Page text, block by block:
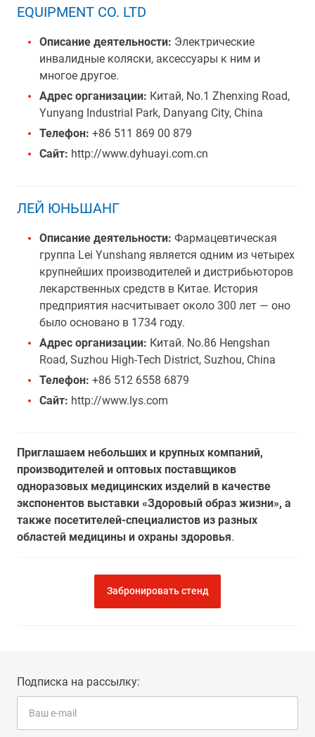
EQUIPMENT CO. LTD
Описание деятельности: Электрические
инвалидные коляски, аксессуары к ним и
многое другое.
Адрес организации: Китай, No.1 Zhenxing Road,
Yunyang Industrial Park, Danyang City, China
Телефон: +86 511 869 00 879
Сайт: http://www.dyhuayi.com.cn
ЛЕЙ ЮНЬШАНГ
Описание деятельности: Фармацевтическая
группа Lei Yunshang является одним из четырех
крупнейших производителей и дистрибьюторов
лекарственных средств в Китае. История
предприятия насчитывает около 300 лет — оно
было основано в 1734 году.
Адрес организации: Китай. Nо.86 Hengshan
Road, Suzhou High-Tech District, Suzhou, China
Телефон: +86 512 6558 6879
Сайт: http://www.lys.com
Приглашаем небольших и крупных компаний,
производителей и оптовых поставщиков
одноразовых медицинских изделий в качестве
экспонентов выставки «Здоровый образ жизни», а
также посетителей-специалистов из разных
областей медицины и охраны здоровья.
Забронировать стенд
Подписка на рассылку: